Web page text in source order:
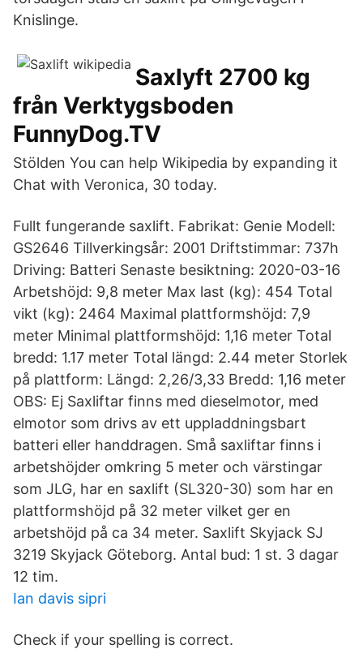
Knislinge.
Saxlyft 2700 kg
från Verktygsboden
FunnyDog.TV
Stölden You can help Wikipedia by expanding it
Chat with Veronica, 30 today.
Fullt fungerande saxlift. Fabrikat: Genie Modell:
GS2646 Tillverkingsår: 2001 Driftstimmar: 737h
Driving: Batteri Senaste besiktning: 2020-03-16
Arbetshöjd: 9,8 meter Max last (kg): 454 Total
vikt (kg): 2464 Maximal plattformshöjd: 7,9
meter Minimal plattformshöjd: 1,16 meter Total
bredd: 1.17 meter Total längd: 2.44 meter Storlek
på plattform: Längd: 2,26/3,33 Bredd: 1,16 meter
OBS: Ej Saxliftar finns med dieselmotor, med
elmotor som drivs av ett uppladdningsbart
batteri eller handdragen. Små saxliftar finns i
arbetshöjder omkring 5 meter och värstingar
som JLG, har en saxlift (SL320-30) som har en
plattformshöjd på 32 meter vilket ger en
arbetshöjd på ca 34 meter. Saxlift Skyjack SJ
3219 Skyjack Göteborg. Antal bud: 1 st. 3 dagar
12 tim.
Ian davis sipri
Check if your spelling is correct.